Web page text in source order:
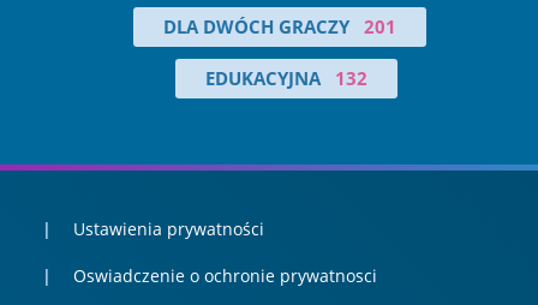
DLA DWÓCH GRACZY 201
EDUKACYJNA 132
Ustawienia prywatności
Oswiadczenie o ochronie prywatnosci